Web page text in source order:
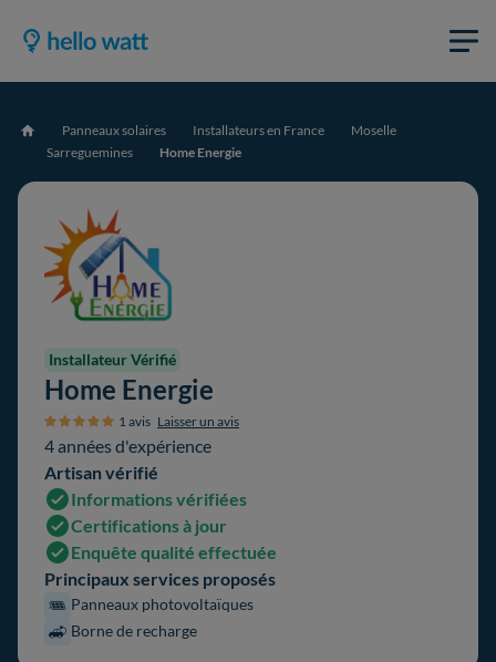
Accueil Panneaux solaires Installateurs en France
Moselle
Sarreguemines
Home Energie
Installateur Vérifié
Home Energie
1 avis Laisser un avis
4 années d'expérience
Artisan vérifié
Informations vérifiées
Certifications à jour
Enquête qualité effectuée
Principaux services proposés
Panneaux photovoltaïques
Borne de recharge